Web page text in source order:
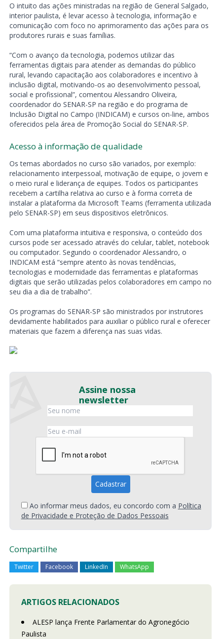
O intuito das ações ministradas na região de General Salgado,
interior paulista, é levar acesso à tecnologia, informação e
comunicação com foco no aprimoramento das ações para os
produtores rurais e suas famílias.
“Com o avanço da tecnologia, podemos utilizar das
ferramentas digitais para atender as demandas do público
rural, levando capacitação aos colaboradores e incentivo à
inclusão digital, motivando-os ao desenvolvimento pessoal,
social e profissional”, comentou Alessandro Oliveira,
coordenador do SENAR-SP na região e do programa de
Inclusão Digital no Campo (INDICAM) e cursos on-line, ambos
oferecidos pela área de Promoção Social do SENAR-SP.
Acesso à informação de qualidade
Os temas abordados no curso são variados, por exemplo:
relacionamento interpessoal, motivação de equipe, o jovem e
o meio rural e liderança de equipes. Todos os participantes
recebem a cartilha relativa ao curso e à forma correta de
instalar a plataforma da Microsoft Teams (ferramenta utilizada
pelo SENAR-SP) em seus dispositivos eletrônicos.
Com uma plataforma intuitiva e responsiva, o conteúdo dos
cursos pode ser acessado através do celular, tablet, notebook
ou computador. Segundo o coordenador Alessandro, o
INDICAM está “sempre atento às novas tendências,
tecnologias e modernidade das ferramentas e plataformas
digitais que serão utilizadas pelos colaboradores em campo no
seu dia a dia de trabalho”.
Os programas do SENAR-SP são ministrados por instrutores
devidamente habilitados para auxiliar o público rural e oferecer
materiais que fazem a diferença nas suas vidas.
Assine nossa
newsletter
Ao informar meus dados, eu concordo com a Política
de Privacidade e Proteção de Dados Pessoais
Compartilhe
Twitter Facebook LinkedIn WhatsApp
ARTIGOS RELACIONADOS
ALESP lança Frente Parlamentar do Agronegócio
Paulista